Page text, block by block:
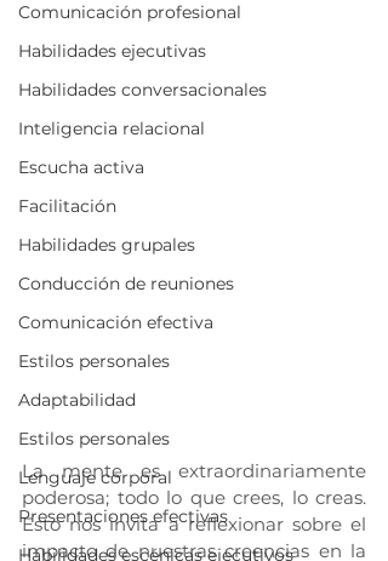
Comunicación profesional
Habilidades ejecutivas
Habilidades conversacionales
Inteligencia relacional
Escucha activa
Facilitación
Habilidades grupales
Conducción de reuniones
Comunicación efectiva
Estilos personales
Adaptabilidad
Estilos personales
Lenguaje corporal
Presentaciones efectivas
Habilidades escénicas ejecutivos
La mente es extraordinariamente
poderosa; todo lo que crees, lo creas.
Esto nos invita a reflexionar sobre el
impacto de nuestras creencias en la